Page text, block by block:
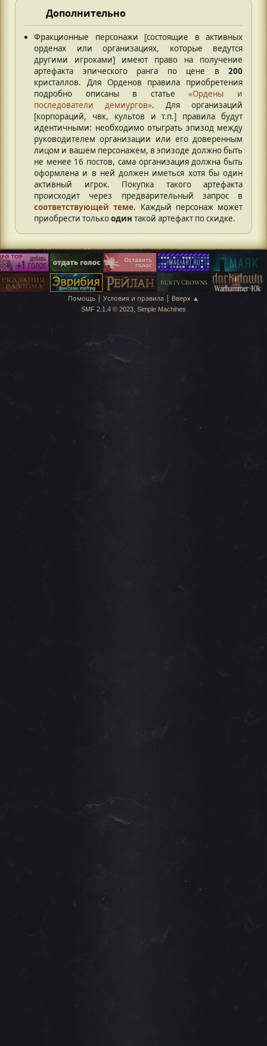
Дополнительно
Фракционные персонажи [состоящие в активных
орденах или организациях, которые ведутся
другими игроками] имеют право на получение
артефакта эпического ранга по цене в 200
кристаллов. Для Орденов правила приобретения
подробно описаны в статье«Ордены и
последователи демиургов». Для организаций
[корпораций, чвк, культов и т.п.] правила будут
идентичными: необходимо отыграть эпизод между
руководителем организации или его доверенным
лицом и вашем персонажем, в эпизоде должно быть
не менее 16 постов, сама организация должна быть
оформлена и в ней должен иметься хотя бы один
активный игрок. Покупка такого артефакта
происходит через предварительный запрос в
соответствующей теме. Каждый персонаж может
приобрести толькоодин такой артефакт по скидке.
Помощь | Условия и правила | Вверх ▲
SMF 2.1.4 © 2023, Simple Machines